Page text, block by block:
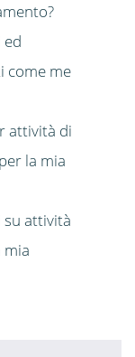
ed
come me
attività di
la mia
su attività
mia